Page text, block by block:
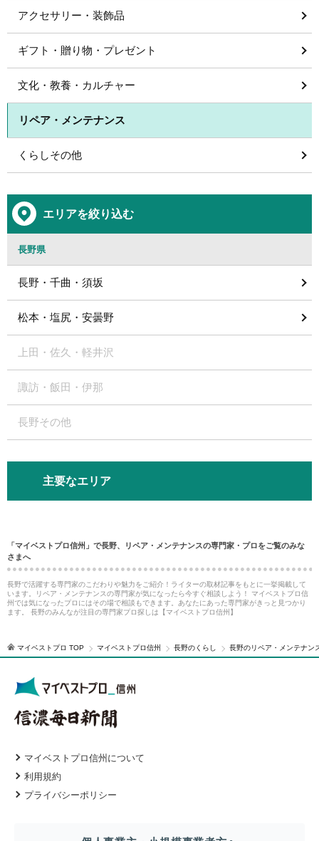
アクセサリー・装飾品
ギフト・贈り物・プレゼント
文化・教養・カルチャー
リペア・メンテナンス
くらしその他
エリアを絞り込む
長野県
長野・千曲・須坂
松本・塩尻・安曇野
上田・佐久・軽井沢
諏訪・飯田・伊那
長野その他
主要なエリア
「マイベストプロ信州」で長野、リペア・メンテナンスの専門家・プロをご覧のみな
さまへ
長野で活躍する専門家のこだわりや魅力をご紹介！ライターの取材記事をもとに一挙掲載して
います。リペア・メンテナンスの専門家が気になったら今すぐ相談しよう！ マイベストプロ信
州では気になったプロにはその場で相談もできます。あなたにあった専門家がきっと見つかり
ます。 長野のみんなが注目の専門家プロ探しは【マイベストプロ信州】
マイベストプロ TOP マイベストプロ信州 長野のくらし 長野のリペア・メンテナン
マイベストプロ信州について
利用規約
プライバシーポリシー